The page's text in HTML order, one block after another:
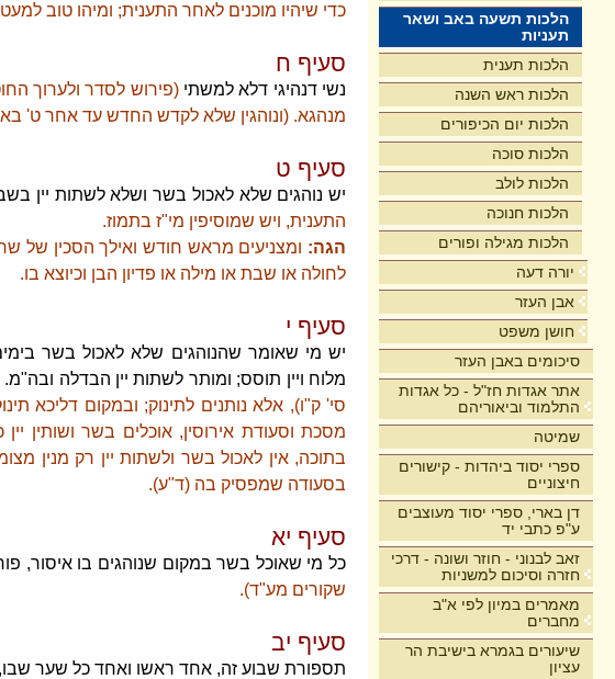
הלכות תשעה באב ושאר
תעניות
הלכות תענית
הלכות ראש השנה
הלכות יום הכיפורים
הלכות סוכה
הלכות לולב
הלכות חנוכה
הלכות מגילה ופורים
יורה דעה
אבן העזר
חושן משפט
סיכומים באבן העזר
אתר אגדות חז"ל - כל אגדות
התלמוד וביאוריהם
שמיטה
ספרי יסוד ביהדות - קישורים
חיצוניים
דן בארי, ספרי יסוד מעוצבים
ע"פ כתבי יד
זאב לבנוני - חוזר ושונה - דרכי
חזרה וסיכום למשניות
מאמרים במיון לפי א"ב
מחברים
שיעורים בגמרא בישיבת הר
עציון
כדי שיהיו מוכנים לאחר התענית; ומיהו טוב
סעיף ח
נשי דנהיגי דלא למשתי(פירוש לסדר ולערוך
מנהגא. (ונוהגין שלא לקדש החדש עד אחר ט'
סעיף ט
יש נוהגים שלא לאכול בשר ושלא לשתות יין
התענית, ויש שמוסיפין מי"ז בתמוז.
הגה: ומצניעים מראש חודש ואילך הסכין של
לחולה או שבת או מילה או פדיון הבן וכיוצא בו.
סעיף י
יש מי שאומר שהנוהגים שלא לאכול בשר
מלוח ויין תוסס; ומותר לשתות יין הבדלה ובה"מ.
סי' ק"ו), אלא נותנים לתינוק; ובמקום דליכא
מסכת וסעודת אירוסין, אוכלים בשר ושותין
בתוכה, אין לאכול בשר ולשתות יין רק מנין
בסעודה שמפסיק בה (ד"ע).
סעיף יא
כל מי שאוכל בשר במקום שנוהגים בו איסור,
שקורים מע"ד).
סעיף יב
תספורת שבוע זה, אחד ראשו ואחד כל שער